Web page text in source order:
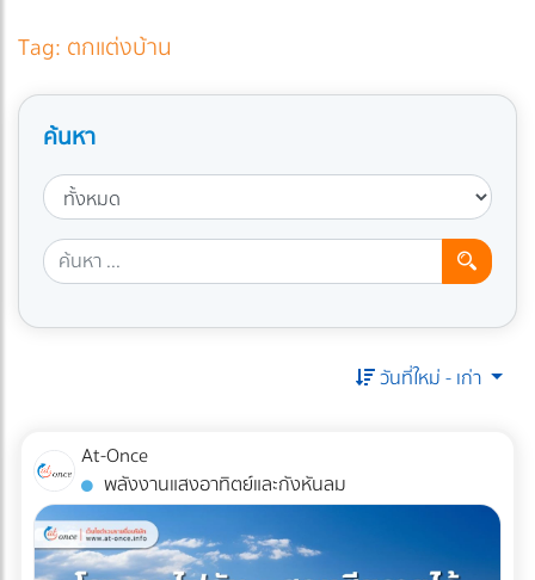
Tag: ตกแต่งบ้าน
ค้นหา
วันที่ใหม่ - เก่า
At-Once
พลังงานแสงอาทิตย์และกังหันลม